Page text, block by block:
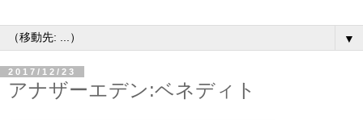
▼
2017/12/23
アナザーエデン:ベネディト